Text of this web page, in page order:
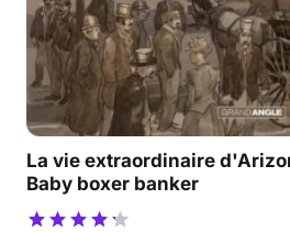
La vie extraordinaire
Baby boxer banker